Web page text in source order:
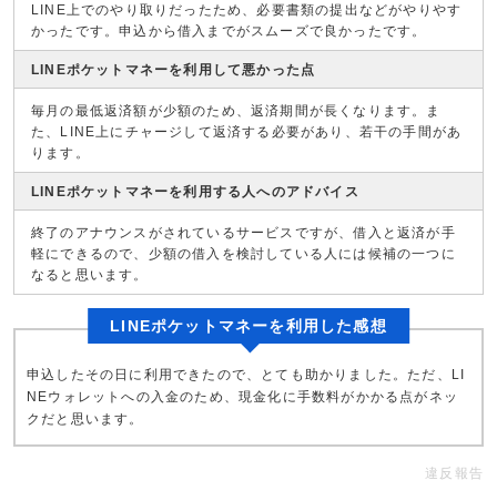
LINE上でのやり取りだったため、必要書類の提出などがやりやす
かったです。申込から借入までがスムーズで良かったです。
LINEポケットマネーを利用して悪かった点
毎月の最低返済額が少額のため、返済期間が長くなります。ま
た、LINE上にチャージして返済する必要があり、若干の手間があ
ります。
LINEポケットマネーを利用する人へのアドバイス
終了のアナウンスがされているサービスですが、借入と返済が手
軽にできるので、少額の借入を検討している人には候補の一つに
なると思います。
LINEポケットマネーを利用した感想
申込したその日に利用できたので、とても助かりました。ただ、LI
NEウォレットへの入金のため、現金化に手数料がかかる点がネッ
クだと思います。
違反報告